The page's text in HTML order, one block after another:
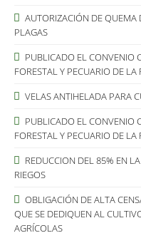
AUTORIZACIÓN DE QUEMA
PLAGAS
PUBLICADO EL CONVENIO
FORESTAL Y PECUARIO DE
VELAS ANTIHELADA PARA
PUBLICADO EL CONVENIO
FORESTAL Y PECUARIO DE
REDUCCION DEL 85% EN
RIEGOS
OBLIGACIÓN DE ALTA
QUE SE DEDIQUEN AL
AGRÍCOLAS